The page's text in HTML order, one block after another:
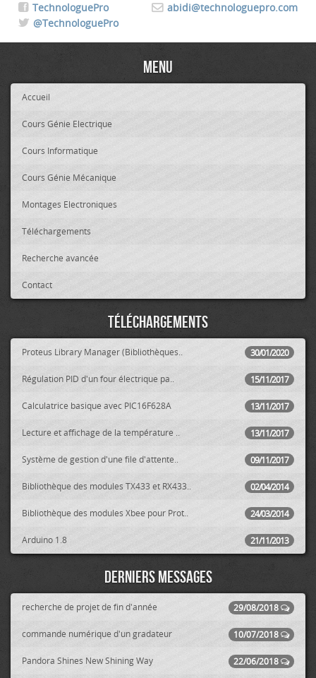
abidi@technologuepro.com
TechnologuePro
@TechnologuePro
Menu
Accueil
Cours Génie Electrique
Cours Informatique
Cours Génie Mécanique
Montages Electroniques
Téléchargements
Recherche avancée
Contact
Téléchargements
30/01/2020
Proteus Library Manager (Bibliothèques..
15/11/2017
Régulation PID d'un four électrique pa..
13/11/2017
Calculatrice basique avec PIC16F628A
13/11/2017
Lecture et affichage de la température ..
09/11/2017
Système de gestion d'une file d'attente..
02/04/2014
Bibliothèque des modules TX433 et RX433..
24/03/2014
Bibliothèque des modules Xbee pour Prot..
21/11/2013
Arduino 1.8
Derniers messages
29/08/2018
recherche de projet de fin d'année
10/07/2018
commande numérique d'un gradateur
22/06/2018
Pandora Shines New Shining Way